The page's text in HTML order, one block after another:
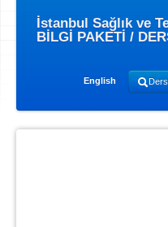
İstanbul Sağlık ve
BİLGİ PAKETİ /
English